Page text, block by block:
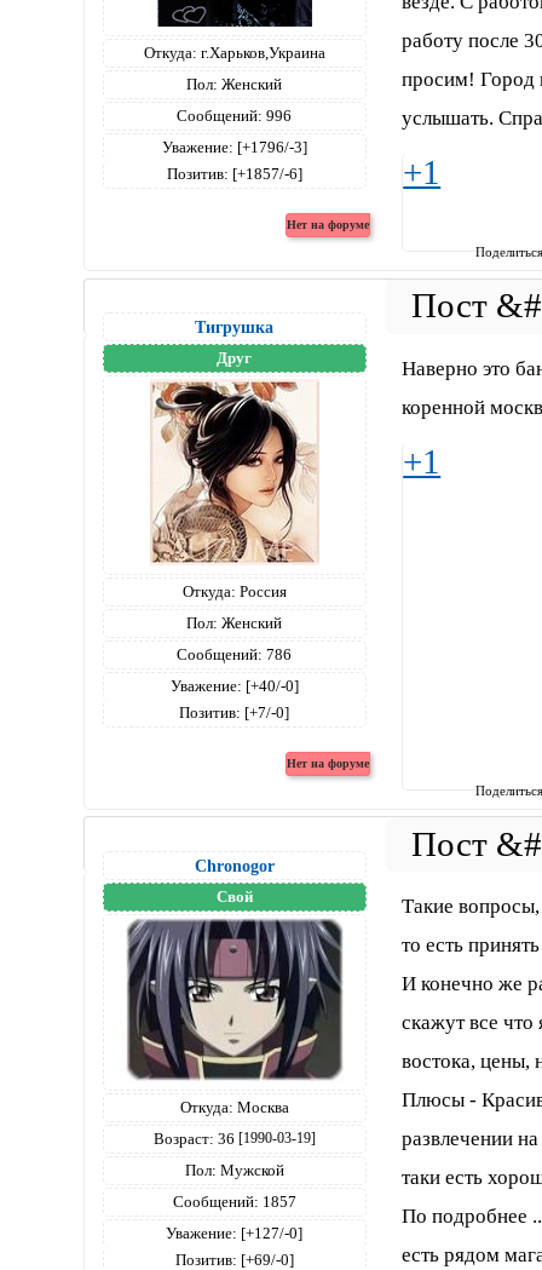
Откуда: г.Харьков,Украина
Пол: Женский
Сообщений: 996
Уважение: [+1796/-3]
Позитив: [+1857/-6]
работу после
просим! Город
услышать.
+1
Тигрушка
Друг
Откуда: Россия
Пол: Женский
Сообщений: 786
Уважение: [+40/-0]
Позитив: [+7/-0]
Наверно это
коренной
+1
Chronogor
Свой
Откуда: Москва
Возраст: 36 [1990-03-19]
Пол: Мужской
Сообщений: 1857
Уважение: [+127/-0]
Позитив: [+69/-0]
Такие
то есть
И конечно же
скажут все
востока, цены,
Плюсы -
развлечении
таки есть
По подробнее
есть рядом